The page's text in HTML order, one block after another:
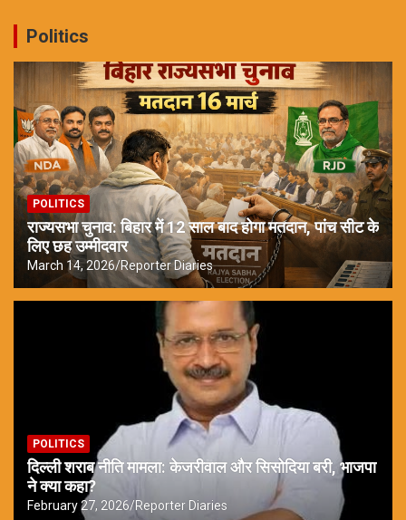
Politics
POLITICS
राज्यसभा चुनाव: बिहार में 12 साल बाद होगा मतदान, पांच सीट के
लिए छह उम्मीदवार
March 14, 2026 Reporter Diaries
POLITICS
दिल्ली शराब नीति मामला: केजरीवाल और सिसोदिया बरी, भाजपा
ने क्या कहा?
February 27, 2026 Reporter Diaries